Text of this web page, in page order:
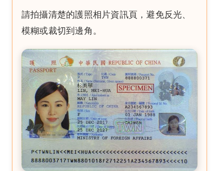
請拍攝清楚的護照相片資訊頁，避免反光、
模糊或裁切到邊角。